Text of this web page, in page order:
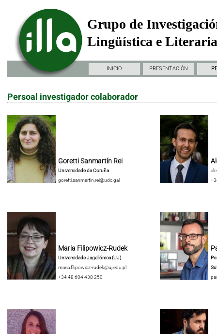
Grupo de
Lingüística e
INICIO PRESENTACIÓN
Persoal investigador colaborador
Goretti Sanmartín Rei
Universidade da Coruña
goretti.sanmartin.rei@udc.gal
Maria Filipowicz-Rudek
Universidade Jagellónica (UJ)
maria.filipowicz-rudek@uj.edu.pl
+34 48 604 438 250
Sul